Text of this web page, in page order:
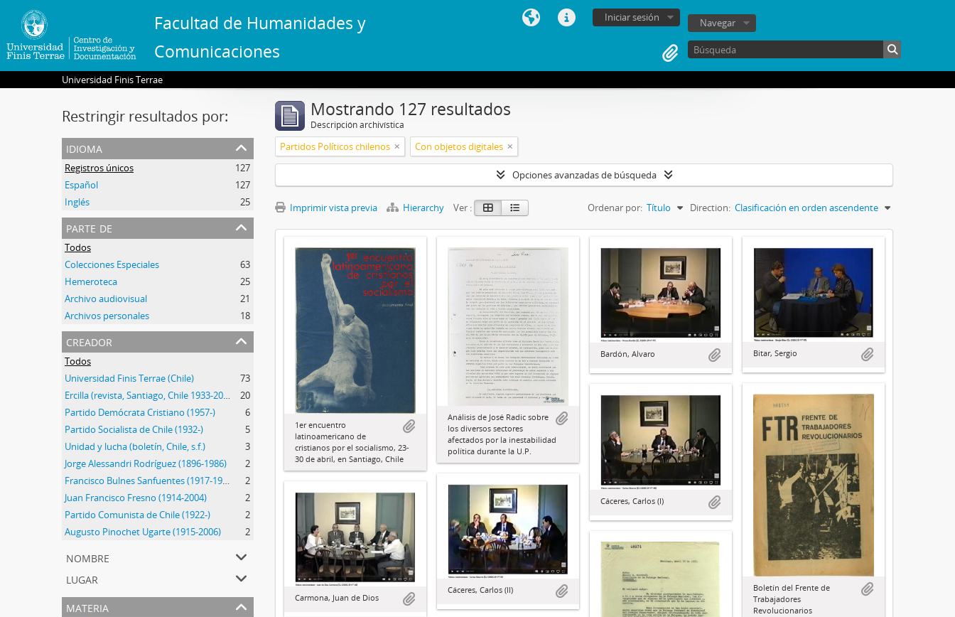
Facultad de Humanidades y
Comunicaciones
Iniciar sesión Navegar
Universidad Finis Terrae
Restringir resultados por:
idioma
Registros únicos
127
Español
127
Inglés
25
parte de
Todos
Colecciones Especiales
63
Hemeroteca
25
Archivo audiovisual
21
Archivos personales
18
creador
Todos
Universidad Finis Terrae (Chile)
73
Ercilla (revista, Santiago, Chile 1933-2015)
20
Partido Demócrata Cristiano (1957-)
6
Partido Socialista de Chile (1932-)
5
Unidad y lucha (boletín, Chile, s.f.)
3
Jorge Alessandri Rodríguez (1896-1986)
2
Francisco Bulnes Sanfuentes (1917-1999)
2
Juan Francisco Fresno (1914-2004)
2
Partido Comunista de Chile (1922-)
2
Augusto Pinochet Ugarte (1915-2006)
2
nombre
lugar
materia
Mostrando 127 resultados
Descripción archivística
Partidos Políticos chilenos Con objetos digitales
Opciones avanzadas de búsqueda
Imprimir vista previa Hierarchy Ver : Ordenar por: Título Direction: Clasificación en orden ascendente
1er encuentro
latinoamericano de
cristianos por el socialismo, 23-
30 de abril, en Santiago, Chile
Análisis de José Radic sobre
los diversos sectores
afectados por la inestabilidad
política durante la U.P.
Bardón, Alvaro Bitar, Sergio
Boletín del Frente de
Trabajadores
Revolucionarios
Cáceres, Carlos (I)
Cáceres, Carlos (II)
Carmona, Juan de Dios